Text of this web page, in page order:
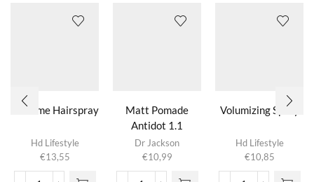
Extreme Hairspray
Hd Lifestyle
€13,55
Matt Pomade
Antidot 1.1
Dr Jackson
€10,99
Volumizing Spray
Hd Lifestyle
€10,85